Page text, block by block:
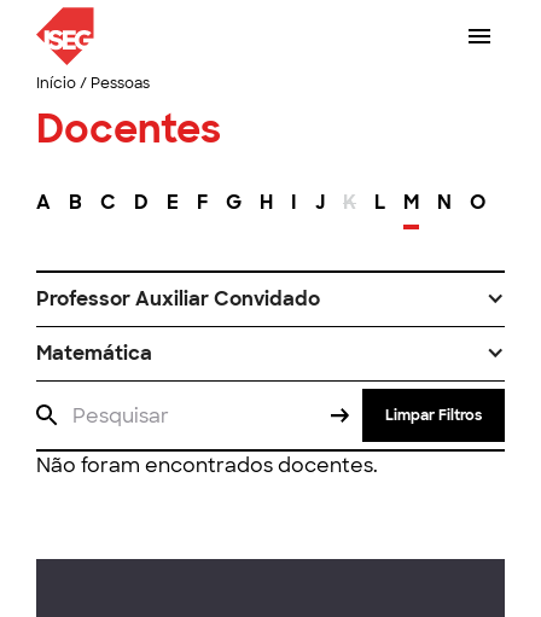
Início/ Pessoas
Docentes
A B C D E F G H I J K L M N O
Professor Auxiliar Convidado
Matemática
Limpar Filtros
Não foram encontrados docentes.